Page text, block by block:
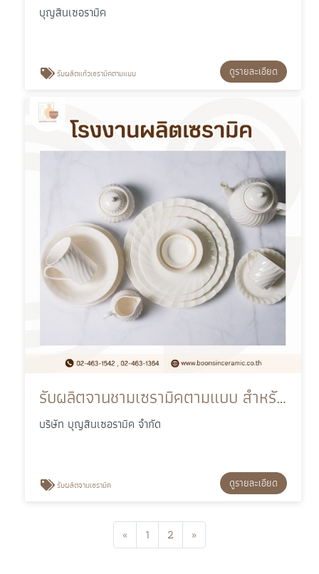
บุญสินเซอรามิค
รับผลิตแก้วเซรามิคตามแบบ ดูรายละเอียด
รับผลิตจานชามเซรามิคตามแบบ สำหรับร้านอาหารและโรงแรม
บริษัท บุญสินเซอรามิค จำกัด
รับผลิตจานเซรามิค ดูรายละเอียด
« Previous
1 2 »